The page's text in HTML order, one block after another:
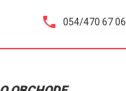
054/470 67 06